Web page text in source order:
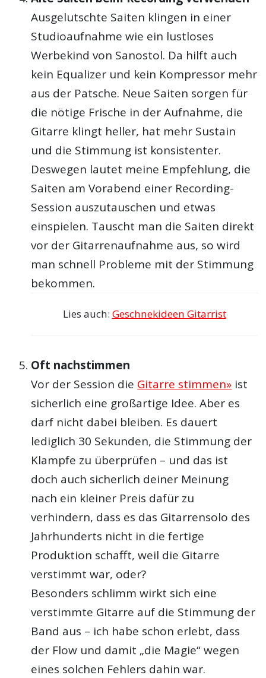
Ausgelutschte Saiten klingen in einer
Studioaufnahme wie ein lustloses
Werbekind von Sanostol. Da hilft auch
kein Equalizer und kein Kompressor mehr
aus der Patsche. Neue Saiten sorgen für
die nötige Frische in der Aufnahme, die
Gitarre klingt heller, hat mehr Sustain
und die Stimmung ist konsistenter.
Deswegen lautet meine Empfehlung, die
Saiten am Vorabend einer Recording-
Session auszutauschen und etwas
einspielen. Tauscht man die Saiten direkt
vor der Gitarrenaufnahme aus, so wird
man schnell Probleme mit der Stimmung
bekommen.
Lies auch: Geschnekideen Gitarrist
Oft nachstimmen
Vor der Session die Gitarre stimmen» ist
sicherlich eine großartige Idee. Aber es
darf nicht dabei bleiben. Es dauert
lediglich 30 Sekunden, die Stimmung der
Klampfe zu überprüfen – und das ist
doch auch sicherlich deiner Meinung
nach ein kleiner Preis dafür zu
verhindern, dass es das Gitarrensolo des
Jahrhunderts nicht in die fertige
Produktion schafft, weil die Gitarre
verstimmt war, oder?
Besonders schlimm wirkt sich eine
verstimmte Gitarre auf die Stimmung der
Band aus – ich habe schon erlebt, dass
der Flow und damit „die Magie“ wegen
eines solchen Fehlers dahin war.